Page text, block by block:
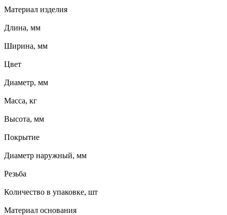
Материал изделия
Длина, мм
Ширина, мм
Цвет
Диаметр, мм
Масса, кг
Высота, мм
Покрытие
Диаметр наружный, мм
Резьба
Количество в упаковке, шт
Материал основания